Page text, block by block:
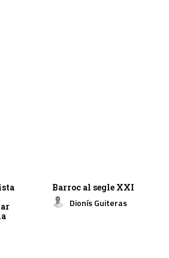
Barroc al segle XXI
Dionís Guiteras